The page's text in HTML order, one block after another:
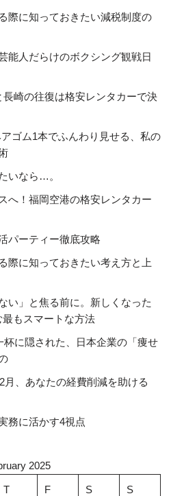
際に知っておきたい減税制度の
能人だらけのボクシング観戦日
長崎の往復は格安レンタカーで決
ゴム1本でふんわり見せる、私の
いなら…。
へ！福岡空港の格安レンタカー
パーティー徹底攻略
際に知っておきたい考え方と上
い」と焦る前に。新しくなった
もスマートな方法
杯に隠された、日本企業の「痩せ
月、あなたの経費削減を助ける
務に活かす4視点
2025
T F S S